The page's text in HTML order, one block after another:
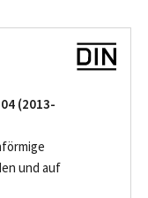
(2013-
und auf